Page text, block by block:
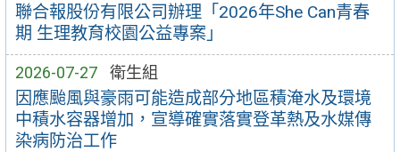
聯合報股份有限公司辦理「2026年She Can青春
期 生理教育校園公益專案」
2026-07-27 衛生組
因應颱風與豪雨可能造成部分地區積淹水及環境
中積水容器增加，宣導確實落實登革熱及水媒傳
染病防治工作